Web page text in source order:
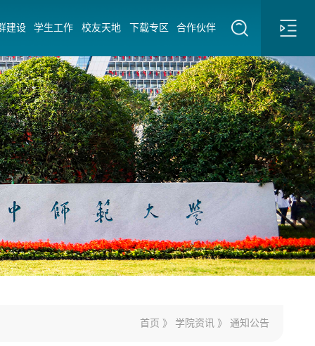
建设 学生工作 校友天地 下载专区 合作伙伴
首页 》 学院资讯 》通知公告